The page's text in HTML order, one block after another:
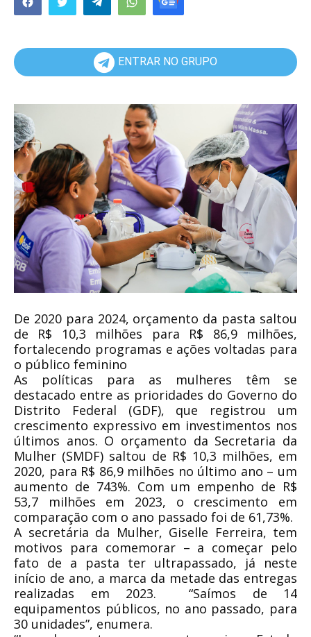
ENTRAR NO GRUPO
De 2020 para 2024, orçamento da pasta saltou
de R$ 10,3 milhões para R$ 86,9 milhões,
fortalecendo programas e ações voltadas para
o público feminino
As políticas para as mulheres têm se
destacado entre as prioridades do Governo do
Distrito Federal (GDF), que registrou um
crescimento expressivo em investimentos nos
últimos anos. O orçamento da Secretaria da
Mulher (SMDF) saltou de R$ 10,3 milhões, em
2020, para R$ 86,9 milhões no último ano – um
aumento de 743%. Com um empenho de R$
53,7 milhões em 2023, o crescimento em
comparação com o ano passado foi de 61,73%.
A secretária da Mulher, Giselle Ferreira, tem
motivos para comemorar – a começar pelo
fato de a pasta ter ultrapassado, já neste
início de ano, a marca da metade das entregas
realizadas em 2023. “Saímos de 14
equipamentos públicos, no ano passado, para
30 unidades”, enumera.